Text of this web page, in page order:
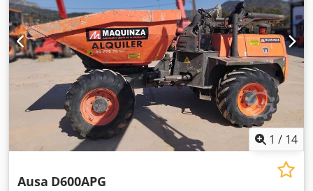
1 / 14
Ausa D600APG